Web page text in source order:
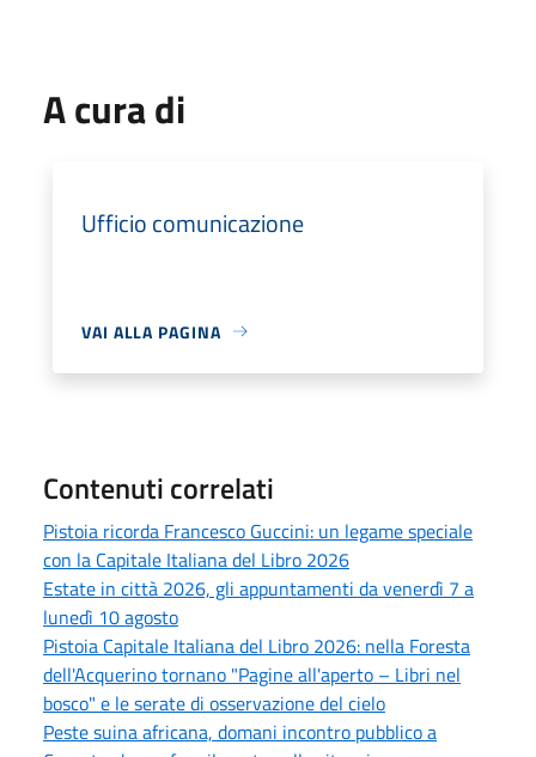
A cura di
Ufficio comunicazione
VAI ALLA PAGINA
Contenuti correlati
Pistoia ricorda Francesco Guccini: un legame speciale
con la Capitale Italiana del Libro 2026
Estate in città 2026, gli appuntamenti da venerdì 7 a
lunedì 10 agosto
Pistoia Capitale Italiana del Libro 2026: nella Foresta
dell'Acquerino tornano "Pagine all'aperto – Libri nel
bosco" e le serate di osservazione del cielo
Peste suina africana, domani incontro pubblico a